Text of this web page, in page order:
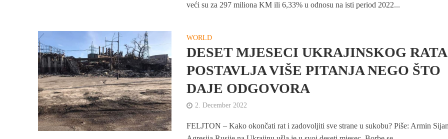
veći su za 297 miliona KM ili 6,33% u odnosu na isti period 2022...
WORLD
DESET MJESECI UKRAJINSKOG RATA
POSTAVLJA VIŠE PITANJA NEGO ŠTO
DAJE ODGOVORA
2. December 2022
FELJTON – Kako okončati rat i zadovoljiti sve strane u sukobu? Piše: Armin